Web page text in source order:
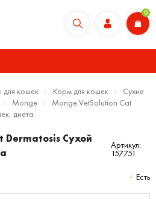
0
для кошек Корм для кошек
Сухие
Monge
Monge VetSolution Cat
диета
Dermatosis Сухой
Артикул:
157751
Есть